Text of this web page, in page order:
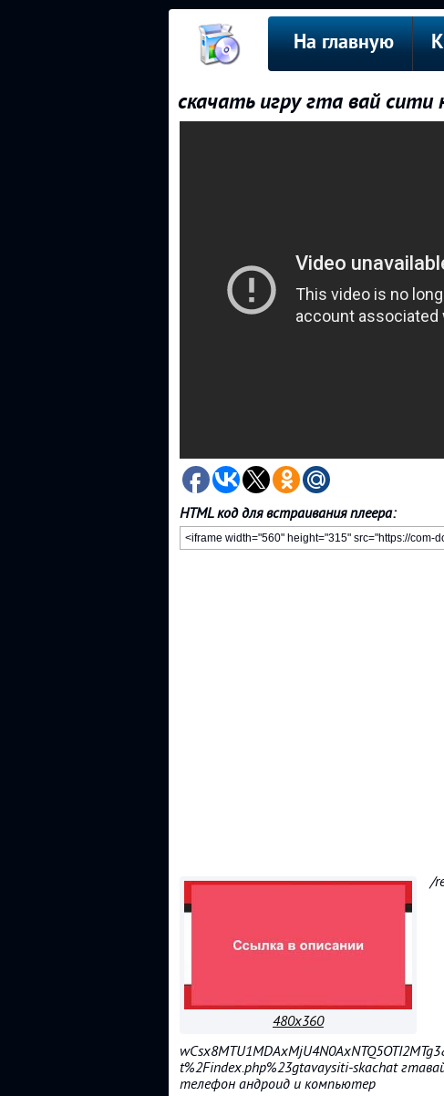
На главную
скачать игру гта вай сити
HTML код для встраивания плеера:
480x360
/
t%2Findex.php%23gtavaysiti-skachat
телефон андроид и компьютер